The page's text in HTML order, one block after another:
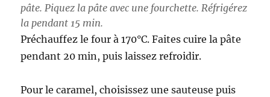
pâte. Piquez la pâte avec une fourchette. Réfrigérez
la pendant 15 min.
Préchauffez le four à 170°C. Faites cuire la pâte
pendant 20 min, puis laissez refroidir.
Pour le caramel, choisissez une sauteuse puis